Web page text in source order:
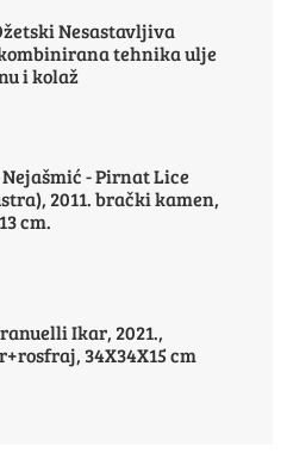
Nesastavljiva
tehnika ulje
i kolaž
- Pirnat Lice
2011. brački kamen,
cm.
Ikar, 2021.,
34X34X15 cm